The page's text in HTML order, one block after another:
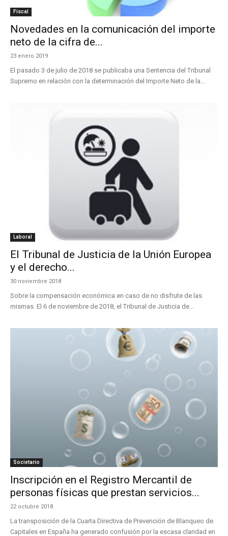
Fiscal
Novedades en la comunicación del importe
neto de la cifra de...
23 enero 2019
El pasado 3 de julio de 2018 se publicaba una Sentencia del Tribunal
Supremo en relación con la determinación del Importe Neto de la...
Laboral
El Tribunal de Justicia de la Unión Europea
y el derecho...
30 noviembre 2018
Sobre la compensación económica en caso de no disfrute de las
mismas. El 6 de noviembre de 2018, el Tribunal de Justicia de...
Societario
Inscripción en el Registro Mercantil de
personas físicas que prestan servicios...
22 octubre 2018
La transposición de la Cuarta Directiva de Prevención de Blanqueo de
Capitales en España ha generado confusión por la escasa claridad en